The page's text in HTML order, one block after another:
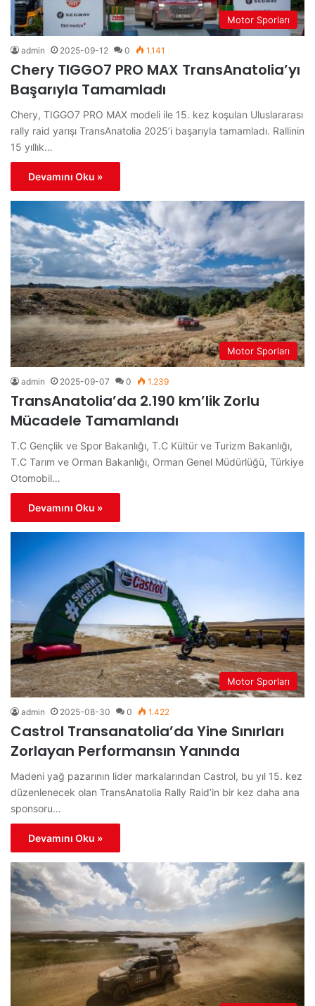
Motor Sporları
admin 2025-09-12 0 1.141
Chery TIGGO7 PRO MAX TransAnatolia’yı
Başarıyla Tamamladı
Chery, TIGGO7 PRO MAX modeli ile 15. kez koşulan Uluslararası
rally raid yarışı TransAnatolia 2025’i başarıyla tamamladı. Rallinin
15 yıllık…
Devamını Oku »
Motor Sporları
admin 2025-09-07 0 1.239
TransAnatolia’da 2.190 km’lik Zorlu
Mücadele Tamamlandı
T.C Gençlik ve Spor Bakanlığı, T.C Kültür ve Turizm Bakanlığı,
T.C Tarım ve Orman Bakanlığı, Orman Genel Müdürlüğü, Türkiye
Otomobil…
Devamını Oku »
Motor Sporları
admin 2025-08-30 0 1.422
Castrol Transanatolia’da Yine Sınırları
Zorlayan Performansın Yanında
Madeni yağ pazarının lider markalarından Castrol, bu yıl 15. kez
düzenlenecek olan TransAnatolia Rally Raid’in bir kez daha ana
sponsoru…
Devamını Oku »